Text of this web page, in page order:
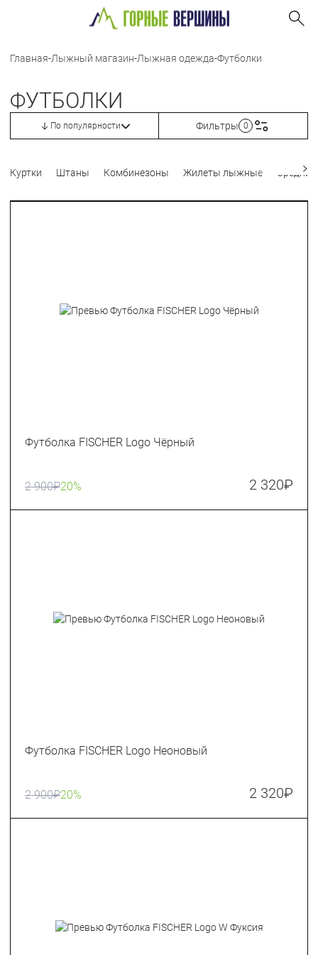
Главная-Лыжный магазин-Лыжная одежда-Футболки
ФУТБОЛКИ
По популярности Фильтры 0
Куртки Штаны Комбинезоны Жилеты лыжные
Футболка FISCHER Logo Чёрный
2 900₽20% 2 320₽
Футболка FISCHER Logo Неоновый
2 900₽20% 2 320₽